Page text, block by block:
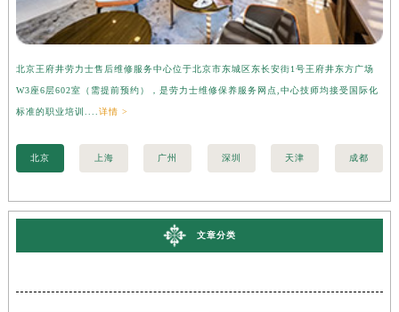
北京王府井劳力士售后维修服务中心位于北京市东城区东长安街1号王府井东方广场
W3座6层602室（需提前预约），是劳力士维修保养服务网点,中心技师均接受国际化
标准的职业培训.... 详情 >
北京 上海 广州 深圳 天津 成都
文章分类